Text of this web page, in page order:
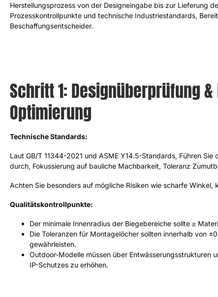
Herstellungsprozess von der Designeingabe bis zur Lieferung
Prozesskontrollpunkte und technische Industriestandards,
Beschaffungsentscheider.
Schritt 1: Designüberprüfung &
Optimierung
Technische Standards:
Laut GB/T 11344-2021 und ASME Y14.5-Standards, Führen
durch, Fokussierung auf bauliche Machbarkeit, Toleranz
Achten Sie besonders auf mögliche Risiken wie scharfe
Qualitätskontrollpunkte:
Der minimale Innenradius der Biegebereiche sollte ≥
Die Toleranzen für Montagelöcher sollten innerhalb von
gewährleisten.
Outdoor-Modelle müssen über Entwässerungsstrukturen
IP-Schutzes zu erhöhen.